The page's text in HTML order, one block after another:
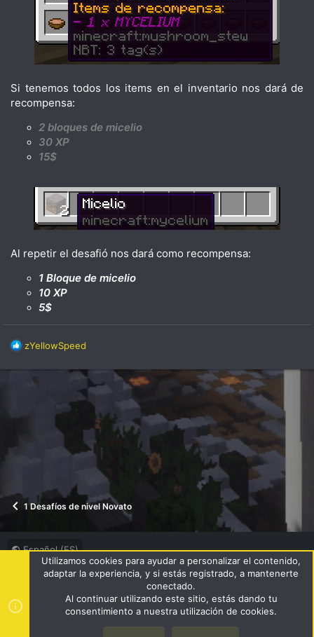
Si tenemos todos los items en el inventario nos dará de
recompensa:
2 bloques de micelio
30 XP
15$
Al repetir el desafió nos dará como recompensa:
1 Bloque de micelio
10 XP
5$
R
a
zYellowSpeed
1 Desafíos de nivel Novato
Español (ES)
Términos y reglas
Política de privacidad Ayuda
R
S
Community platform by XenForo ® © 2010-2024 XenForo Ltd.
Utilizamos cookies para ayudar a personalizar el contenido,
adaptar la experiencia, y si estás registrado, a mantenerte
conectado.
Al continuar utilizando este sitio, estás dando tu
consentimiento a nuestra utilización de cookies.